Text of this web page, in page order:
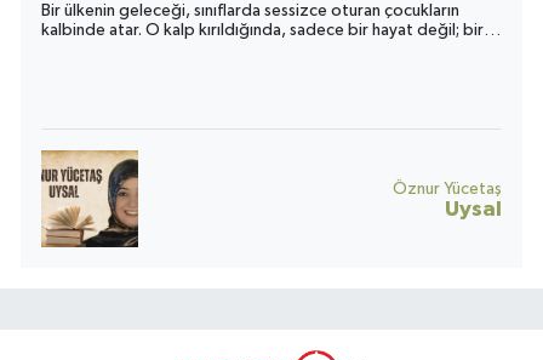
Bir ülkenin geleceği, sınıflarda sessizce oturan çocukların
kalbinde atar. O kalp kırıldığında, sadece bir hayat değil; bir
Öznur Yücetaş
Uysal